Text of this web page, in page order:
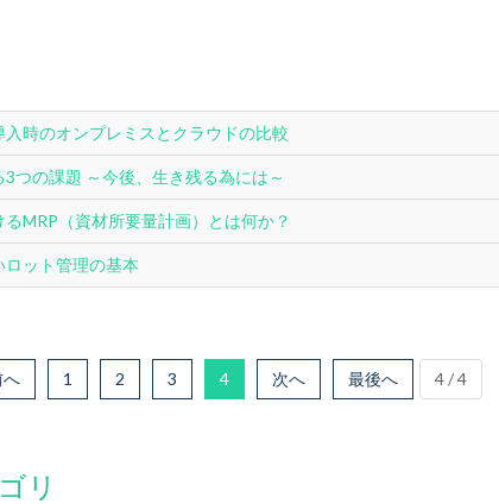
時のオンプレミスとクラウドの比較
つの課題 ～今後、生き残る為には～
MRP（資材所要量計画）とは何か？
ット管理の基本
4 / 4
へ 1 2 3 4 次へ 最後へ
リ